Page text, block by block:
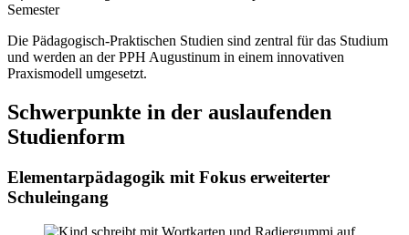
Semester
Die Pädagogisch-Praktischen Studien sind zentral für das Studium
und werden an der PPH Augustinum in einem innovativen
Praxismodell umgesetzt.
Schwerpunkte in der auslaufenden
Studienform
Elementarpädagogik mit Fokus erweiterter
Schuleingang